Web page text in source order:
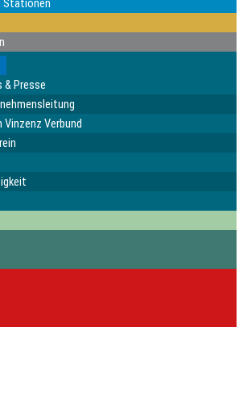
Stationen
& Presse
Vinzenz Verbund